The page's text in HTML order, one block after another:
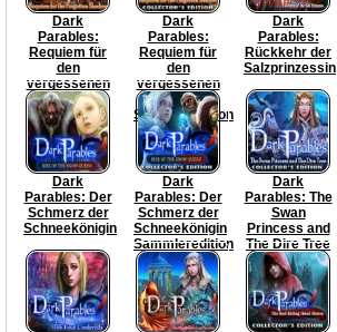
Dark
Parables:
Requiem für
den
vergessenen
Schatten
Dark
Parables:
Requiem für
den
vergessenen
Schatten
Sammleredition
Dark
Parables:
Rückkehr der
Salzprinzessin
Dark
Parables: Der
Schmerz der
Schneekönigin
Dark
Parables: Der
Schmerz der
Schneekönigin
Sammleredition
Dark
Parables: The
Swan
Princess and
The Dire Tree
Collector's
Edition